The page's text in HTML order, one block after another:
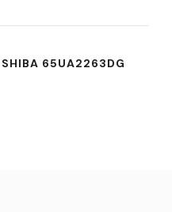
65UA2263DG